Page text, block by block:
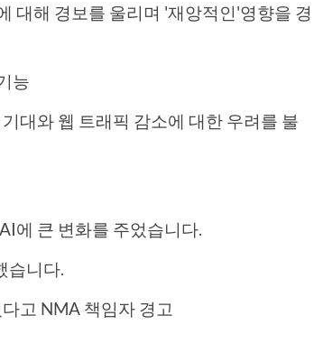
대해 경보를 울리며 '재앙적인'영향을 경
능
대와 웹 트래픽 감소에 대한 우려를 불
에 큰 변화를 주었습니다.
습니다.
고 NMA 책임자 경고